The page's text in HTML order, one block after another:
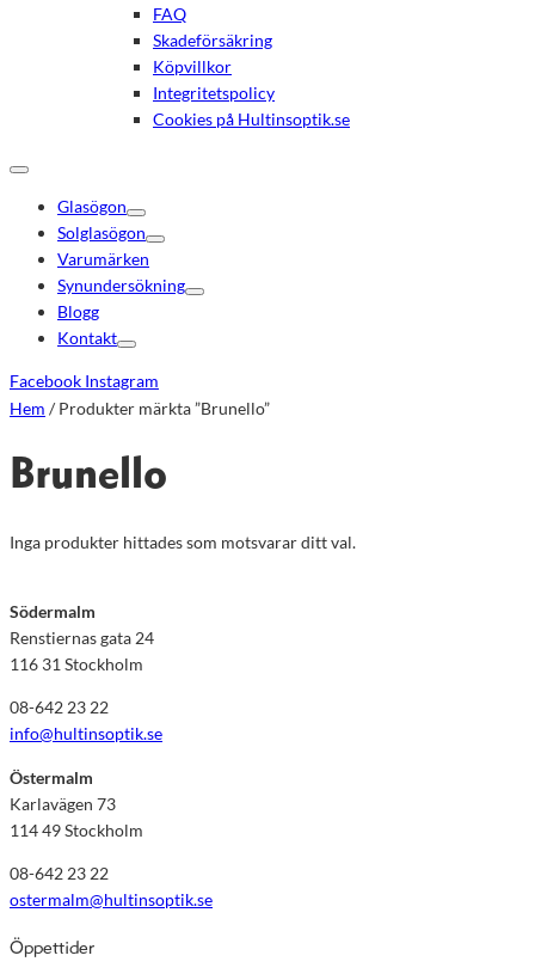
FAQ
Skadeförsäkring
Köpvillkor
Integritetspolicy
Cookies på Hultinsoptik.se
Glasögon
Solglasögon
Varumärken
Synundersökning
Blogg
Kontakt
Facebook Instagram
Hem / Produkter märkta ”Brunello”
Brunello
Inga produkter hittades som motsvarar ditt val.
Södermalm
Renstiernas gata 24
116 31 Stockholm
08-642 23 22
info@hultinsoptik.se
Östermalm
Karlavägen 73
114 49 Stockholm
08-642 23 22
ostermalm@hultinsoptik.se
Öppettider